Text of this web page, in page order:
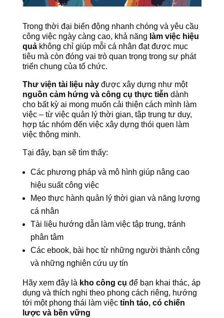
Trong thời đại biến động nhanh chóng và yêu cầu
công việc ngày càng cao, khả năng làm việc hiệu
quảkhông chỉ giúp mỗi cá nhân đạt được mục
tiêu mà còn đóng vai trò quan trọng trong sự phát
triển chung của tổ chức.
Thư viện tài liệu nàyđược xây dựng như một
nguồn cảm hứng và công cụ thực tiễn dành
cho bất kỳ ai mong muốn cải thiện cách mình làm
việc – từ việc quản lý thời gian, tập trung tư duy,
hợp tác nhóm đến việc xây dựng thói quen làm
việc thông minh.
Tại đây, bạn sẽ tìm thấy:
Các phương pháp và mô hình giúp nâng cao
hiệu suất công việc
Mẹo thực hành quản lý thời gian và năng lượng
cá nhân
Tài liệu hướng dẫn làm việc tập trung, tránh
phân tâm
Các ebook, bài học từ những người thành công
và những nghiên cứu uy tín
Hãy xem đây là kho công cụ để bạn khai thác, áp
dụng và thích nghi theo phong cách riêng, hướng
tới một phong thái làm việc tỉnh táo, có chiến
lược và bền vững